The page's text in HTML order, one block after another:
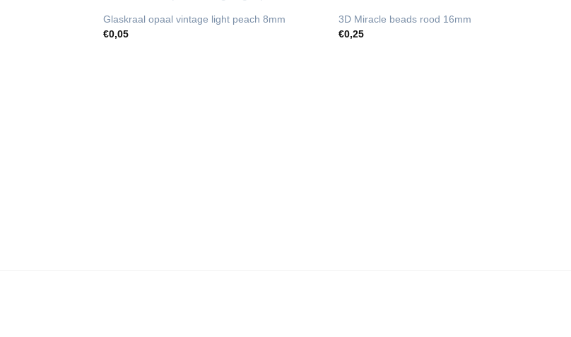
UITVERKOCHT
Glaskraal opaal vintage light peach 8mm
€0,05
3D Miracle beads rood 16mm
€0,25